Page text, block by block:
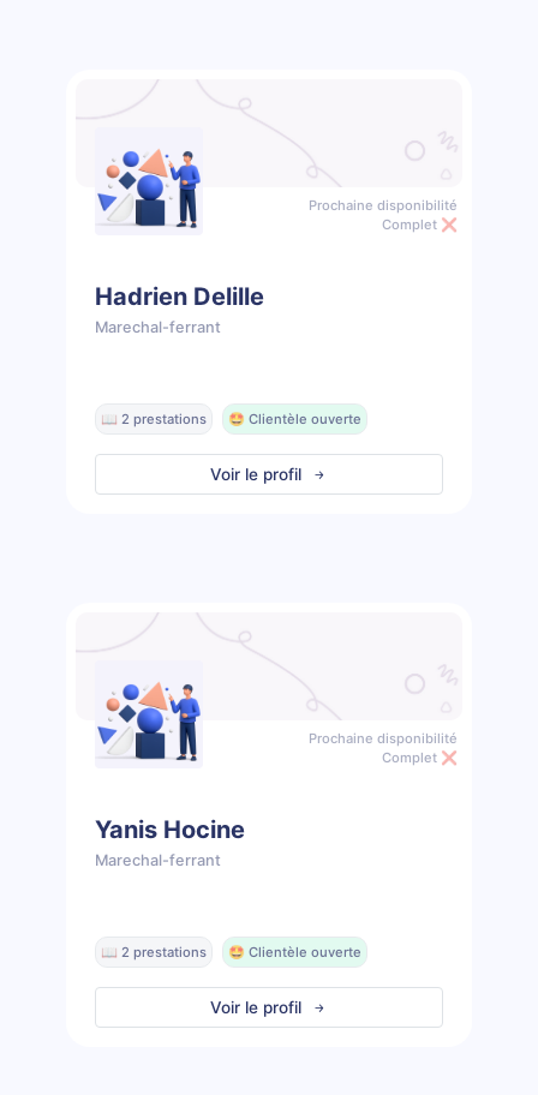
Prochaine disponibilité
Complet ❌
Hadrien Delille
Marechal-ferrant
📖 2 prestations 🤩 Clientèle ouverte
Voir le profil
Prochaine disponibilité
Complet ❌
Yanis Hocine
Marechal-ferrant
📖 2 prestations 🤩 Clientèle ouverte
Voir le profil